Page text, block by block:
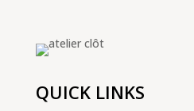
QUICK LINKS